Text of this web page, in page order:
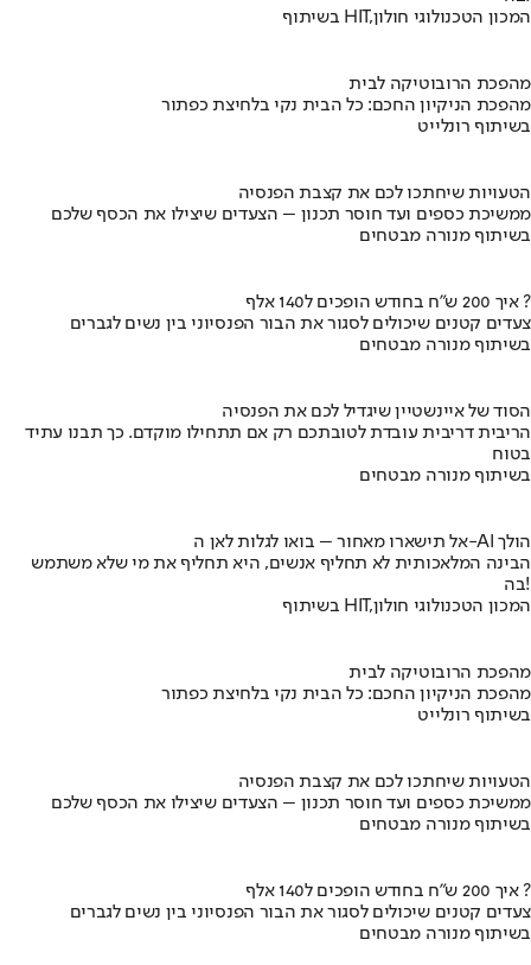
בשיתוף HIT,המכון הטכנולוגי חולון
מהפכת הרובוטיקה לבית
מהפכת הניקיון החכם: כל הבית נקי בלחיצת כפתור
בשיתוף רונלייט
הטעויות שיחתכו לכם את קצבת הפנסיה
ממשיכת כספים ועד חוסר תכנון – הצעדים שיצילו את הכסף שלכם
בשיתוף מנורה מבטחים
איך 200 ש"ח בחודש הופכים ל140 אלף ?
צעדים קטנים שיכולים לסגור את הבור הפנסיוני בין נשים לגברים
בשיתוף מנורה מבטחים
הסוד של איינשטיין שיגדיל לכם את הפנסיה
הריבית דריבית עובדת לטובתכם רק אם תתחילו מוקדם. כך תבנו עתיד
בטוח
בשיתוף מנורה מבטחים
אל תישארו מאחור – בואו לגלות לאן ה-AI הולך
הבינה המלאכותית לא תחליף אנשים, היא תחליף את מי שלא משתמש
בה!
בשיתוף HIT,המכון הטכנולוגי חולון
מהפכת הרובוטיקה לבית
מהפכת הניקיון החכם: כל הבית נקי בלחיצת כפתור
בשיתוף רונלייט
הטעויות שיחתכו לכם את קצבת הפנסיה
ממשיכת כספים ועד חוסר תכנון – הצעדים שיצילו את הכסף שלכם
בשיתוף מנורה מבטחים
איך 200 ש"ח בחודש הופכים ל140 אלף ?
צעדים קטנים שיכולים לסגור את הבור הפנסיוני בין נשים לגברים
בשיתוף מנורה מבטחים